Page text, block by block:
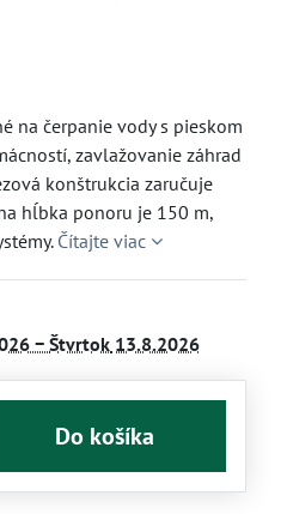
na čerpanie vody s pieskom
zavlažovanie záhrad
konštrukcia zaručuje
hĺbka ponoru je 150 m,
Čítajte viac
−Štvrtok 13.8.2026
Do košíka